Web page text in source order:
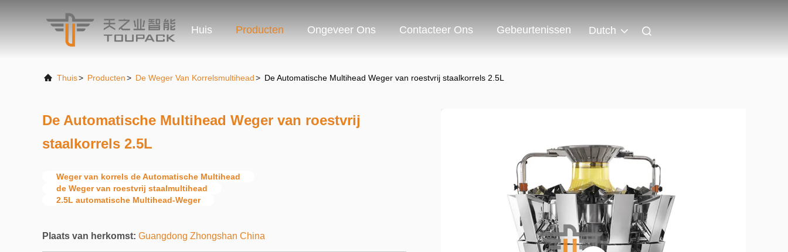
Huis Producten Ongeveer Ons Contacteer Ons Gebeurtenissen Dutch
Thuis> Producten> De Weger Van Korrelsmultihead> De Automatische Multihead Weger van roestvrij staalkorrels 2.5L
De Automatische Multihead Weger van roestvrij
staalkorrels 2.5L
Weger van korrels de Automatische Multihead
de Weger van roestvrij staalmultihead
2.5L automatische Multihead-Weger
Plaats van herkomst: Guangdong Zhongshan China